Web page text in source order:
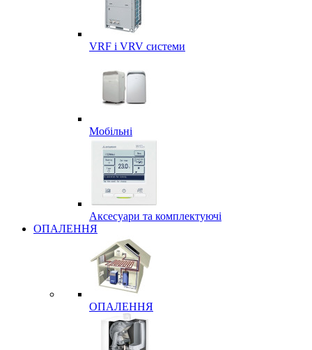
VRF і VRV системи
Мобільні
Аксесуари та комплектуючі
ОПАЛЕННЯ
ОПАЛЕННЯ